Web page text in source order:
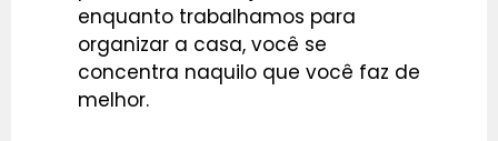
enquanto trabalhamos para
organizar a casa, você se
concentra naquilo que você faz de
melhor.